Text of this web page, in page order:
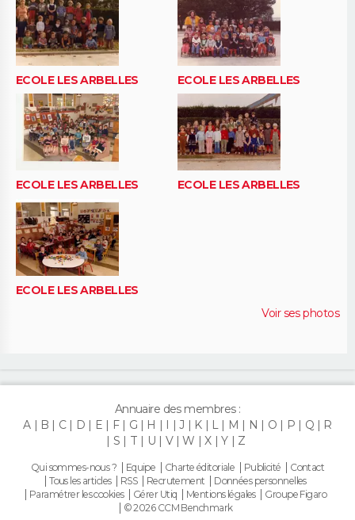
ECOLE LES ARBELLES ECOLE LES ARBELLES
ECOLE LES ARBELLES ECOLE LES ARBELLES
ECOLE LES ARBELLES
Voir ses photos
Annuaire des membres :
A
B C D E F G H I J K L M N O P Q
R
S
T U V W X Y Z
Qui sommes-nous ? Equipe Charte éditoriale Publicité
Contact
Tous les articles
RSS Recrutement
Données personnelles
Paramétrer les cookies
Gérer Utiq Mentions légales
Groupe Figaro
© 2026 CCM Benchmark